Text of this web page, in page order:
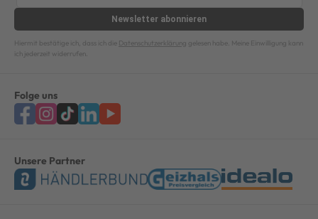
Newsletter abonnieren
Hiermit bestätige ich, dass ich die Datenschutzerklärung gelesen habe. Meine Einwilligung kann
ich jederzeit widerrufen.
Folge uns
Unsere Partner